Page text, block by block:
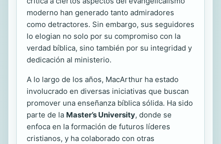
moderno han generado tanto admiradores
como detractores. Sin embargo, sus seguidores
lo elogian no solo por su compromiso con la
verdad bíblica, sino también por su integridad y
dedicación al ministerio.
A lo largo de los años, MacArthur ha estado
involucrado en diversas iniciativas que buscan
promover una enseñanza bíblica sólida. Ha sido
parte de la Master’s University, donde se
enfoca en la formación de futuros líderes
cristianos, y ha colaborado con otras